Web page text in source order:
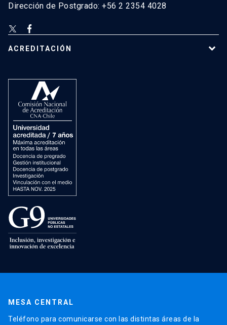
Dirección de Postgrado: +56 2 2354 4028
ACREDITACIÓN
MESA CENTRAL
Teléfono para comunicarse con las distintas áreas de la